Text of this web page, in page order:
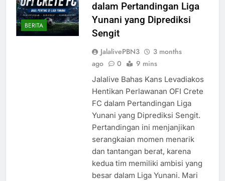
BERITA
dalam Pertandingan Liga
Yunani yang Diprediksi
Sengit
JalalivePBN3
3 months
ago
0 9 mins
Jalalive Bahas Kans Levadiakos
Hentikan Perlawanan OFI Crete
FC dalam Pertandingan Liga
Yunani yang Diprediksi Sengit.
Pertandingan ini menjanjikan
serangkaian momen menarik
dan tantangan berat, karena
kedua tim memiliki ambisi yang
besar dalam Liga Yunani. Mari